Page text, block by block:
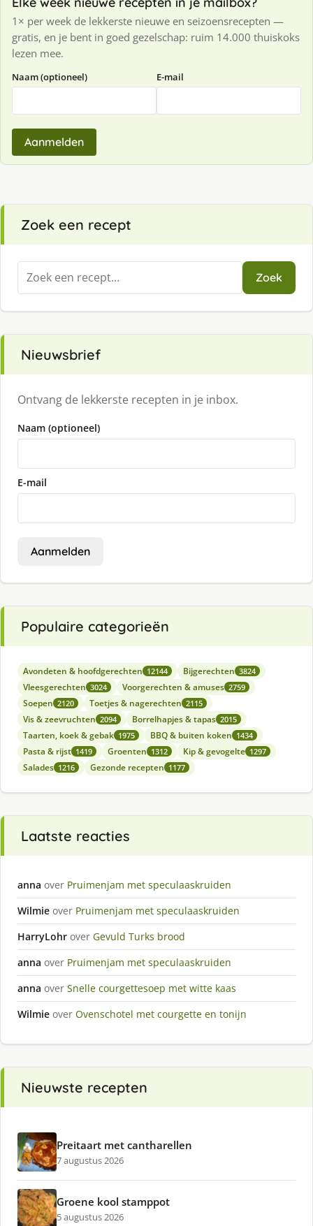
1× per week de lekkerste nieuwe en seizoensrecepten —
gratis, en je bent in goed gezelschap: ruim 14.000 thuiskoks
lezen mee.
Naam (optioneel) E-mail
Aanmelden
Zoek een recept
Zoeken
naar:
Zoek
Nieuwsbrief
Ontvang de lekkerste recepten in je inbox.
Naam (optioneel)
E-mail
Aanmelden
Populaire categorieën
Avondeten & hoofdgerechten 12144 Bijgerechten 3824
Vleesgerechten 3024 Voorgerechten & amuses 2759
Soepen 2120 Toetjes & nagerechten 2115
Vis & zeevruchten 2094 Borrelhapjes & tapas 2015
Taarten, koek & gebak 1975 BBQ & buiten koken 1434
Pasta & rijst 1419 Groenten 1312 Kip & gevogelte 1297
Salades 1216 Gezonde recepten 1177
Laatste reacties
anna over Pruimenjam met speculaaskruiden
Wilmie over Pruimenjam met speculaaskruiden
HarryLohr over Gevuld Turks brood
anna over Pruimenjam met speculaaskruiden
anna over Snelle courgettesoep met witte kaas
Wilmie over Ovenschotel met courgette en tonijn
Nieuwste recepten
Preitaart met cantharellen
7 augustus 2026
Groene kool stamppot
5 augustus 2026